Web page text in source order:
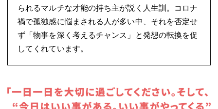
られるマルチな才能の持ち主が説く人生訓。コロナ
禍で孤独感に悩まされる人が多い中、それを否定せ
ず「物事を深く考えるチャンス」と発想の転換を促
してくれています。